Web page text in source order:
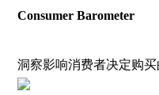
Consumer Barometer
洞察影响消费者决定购